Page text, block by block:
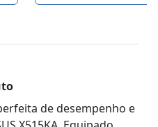
de desempenho e